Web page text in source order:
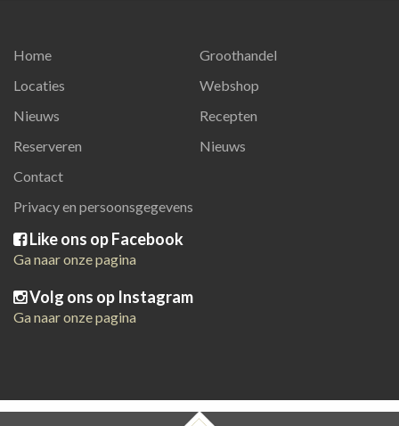
Home
Locaties
Nieuws
Reserveren
Contact
Privacy en persoonsgegevens
Groothandel
Webshop
Recepten
Nieuws
Like ons op Facebook
Ga naar onze pagina
Volg ons op Instagram
Ga naar onze pagina